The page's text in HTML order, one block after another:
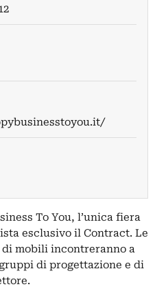
To You, l’unica fiera
esclusivo il Contract. Le
mobili incontreranno a
di progettazione e di